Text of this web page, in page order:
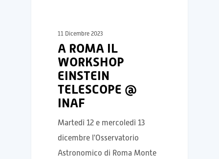
11 Dicembre 2023
A ROMA IL
WORKSHOP
EINSTEIN
TELESCOPE @
INAF
Martedì 12 e mercoledì 13
dicembre l'Osservatorio
Astronomico di Roma Monte